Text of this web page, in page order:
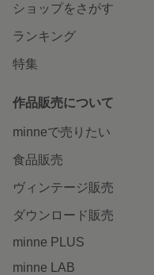
ショップをさがす
ランキング
特集
作品販売について
minneで売りたい
食品販売
ヴィンテージ販売
ダウンロード販売
minne PLUS
minne LAB